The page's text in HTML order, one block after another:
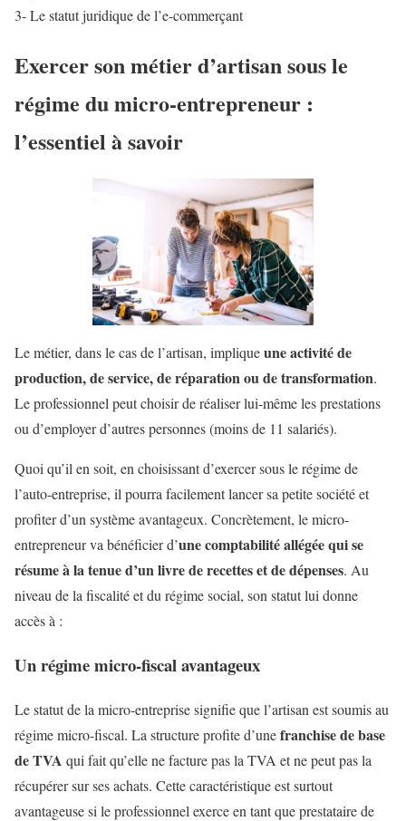
3- Le statut juridique de l’e-commerçant
Exercer son métier d’artisan sous le
régime du micro-entrepreneur :
l’essentiel à savoir
Le métier, dans le cas de l’artisan, impliqueune activité de
production, de service, de réparation ou de transformation.
Le professionnel peut choisir de réaliser lui-même les prestations
ou d’employer d’autres personnes (moins de 11 salariés).
Quoi qu’il en soit, en choisissant d’exercer sous le régime de
l’auto-entreprise, il pourra facilement lancer sa petite société et
profiter d’un système avantageux. Concrètement, le micro-
entrepreneur va bénéficier d’une comptabilité allégée qui se
résume à la tenue d’un livre de recettes et de dépenses. Au
niveau de la fiscalité et du régime social, son statut lui donne
accès à :
Un régime micro-fiscal avantageux
Le statut de la micro-entreprise signifie que l’artisan est soumis au
régime micro-fiscal. La structure profite d’unefranchise de base
de TVA qui fait qu’elle ne facture pas la TVA et ne peut pas la
récupérer sur ses achats. Cette caractéristique est surtout
avantageuse si le professionnel exerce en tant que prestataire de